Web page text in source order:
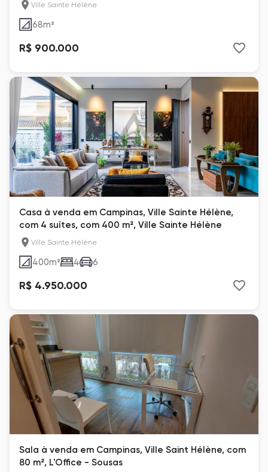
Ville Sainte Hélène
68m²
R$ 900.000
Casa à venda em Campinas, Ville Sainte Hélène,
com 4 suítes, com 400 m², Ville Sainte Hélène
Ville Sainte Hélène
400m² 4 6
R$ 4.950.000
Sala à venda em Campinas, Ville Saint Hélène, com
80 m², L'Office - Sousas